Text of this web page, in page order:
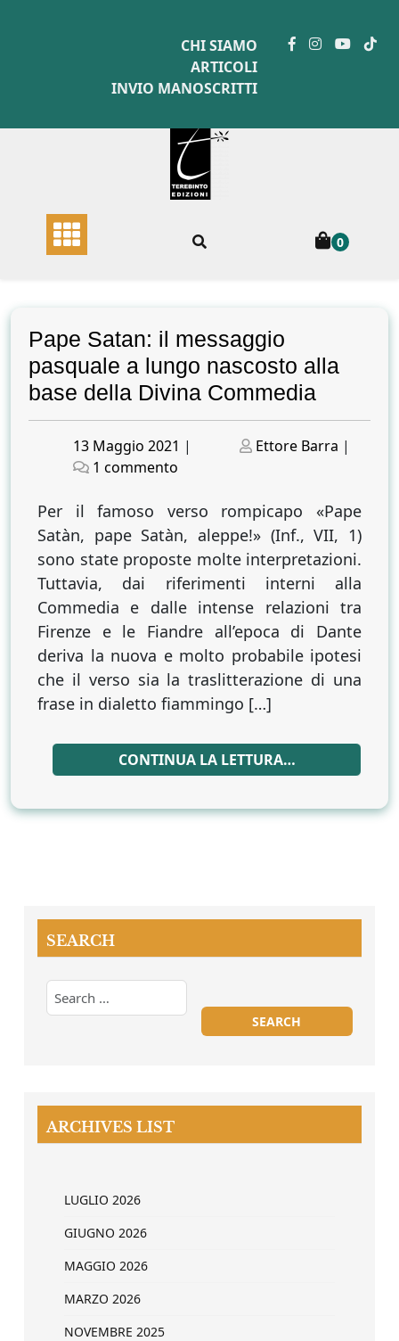
CHI SIAMO
ARTICOLI
INVIO MANOSCRITTI
0
Pape Satan: il messaggio
pasquale a lungo nascosto alla
base della Divina Commedia
Posted
on
13 Maggio 2021 |
Posted
Ettore Barra |
1 commento
Satan:
il
messaggio
pasquale
a
lungo
nascosto
alla
base
della
Commedia
Per il famoso verso rompicapo «Pape
Satàn, pape Satàn, aleppe!» (Inf., VII, 1)
sono state proposte molte interpretazioni.
Tuttavia, dai riferimenti interni alla
Commedia e dalle intense relazioni tra
Firenze e le Fiandre all’epoca di Dante
deriva la nuova e molto probabile ipotesi
che il verso sia la traslitterazione di una
frase in dialetto fiammingo […]
CONTINUA LA LETTURA…
SEARCH
ARCHIVES LIST
LUGLIO 2026
GIUGNO 2026
MAGGIO 2026
MARZO 2026
NOVEMBRE 2025